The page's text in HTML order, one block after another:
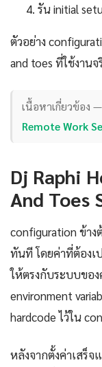
รัน initial
ตัวอย่าง
and toes ที่ใช้งานจ
เนื้อหาเกี่ยวข้อง —
Remote Work
Dj Raphi
And Toes
configuration ข้าง
ทันที โดยค่าที่ต้องเ
ให้ตรงกับระบบขอ
environment
hardcode ไว้ใน
หลังจากตั้งค่าเสร็จ